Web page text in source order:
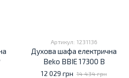
Артикул: 1231136
Духова шафа електрична
Beko BBIE 17300 B
12 029 грн 14 434 грн